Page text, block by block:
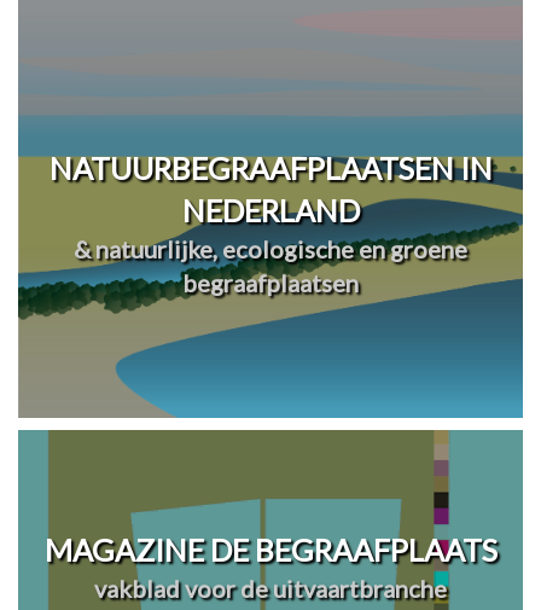
NATUURBEGRAAFPLAATSEN IN
NEDERLAND
& natuurlijke, ecologische en groene
begraafplaatsen
MAGAZINE DE BEGRAAFPLAATS
vakblad voor de uitvaartbranche